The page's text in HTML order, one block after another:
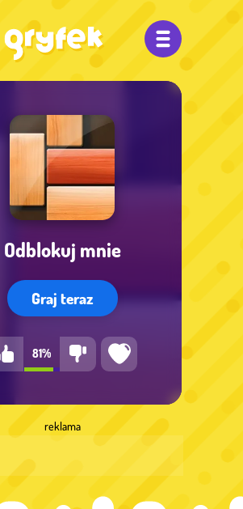
Odblokuj mnie
Graj teraz
81%
reklama